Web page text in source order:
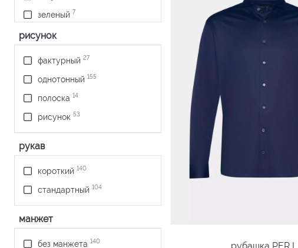
зеленый 7
коралловый
серо-голубой
темно-синий
фиолетовый
рисунок
фактурный 27
однотонный 155
полоска 14
рисунок 53
рукав
короткий 140
стандартный 104
манжет
без манжета 140